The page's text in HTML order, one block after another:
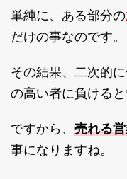
単純に、ある部分の
だけの事なのです。
その結果、二次的
の高い者に負けると
ですから、 売れる
事になりますね。